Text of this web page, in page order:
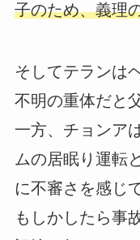
子のため、義理
そしてテランは
不明の重体だと
一方、チョンア
ムの居眠り運転
に不審さを感じ
もしかしたら事